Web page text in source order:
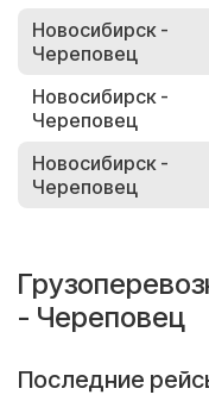
Новосибирск -
Череповец
Новосибирск -
Череповец
Новосибирск -
Череповец
- Череповец
Последние